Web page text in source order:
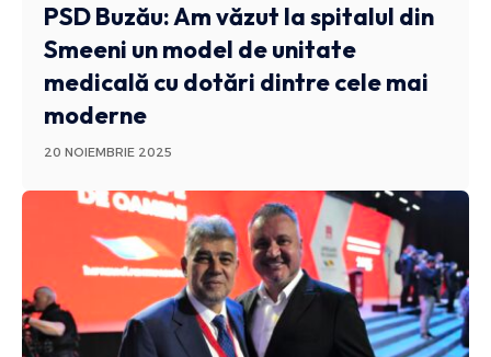
PSD Buzău: Am văzut la spitalul din
Smeeni un model de unitate
medicală cu dotări dintre cele mai
moderne
20 NOIEMBRIE 2025